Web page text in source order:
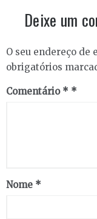
Deixe um
O seu endereço de
obrigatórios
Comentário *
Nome *